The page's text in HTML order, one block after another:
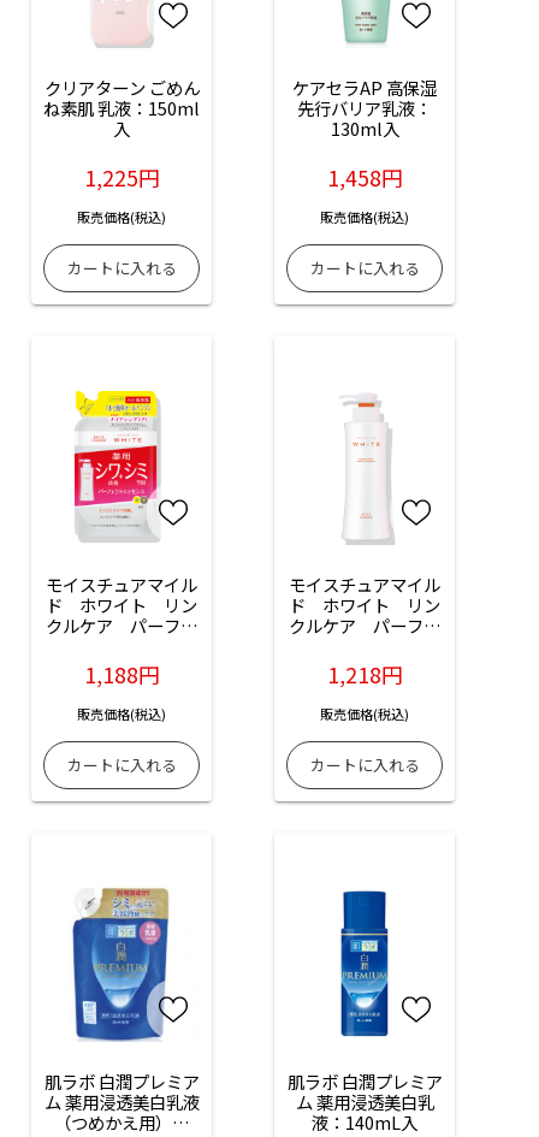
クリアターン ごめん
ね素肌 乳液：150ml
入
1,225円
販売価格(税込)
ケアセラAP 高保湿
先行バリア乳液：
130ml入
1,458円
販売価格(税込)
モイスチュアマイル
ド　ホワイト　リン
クルケア　パーフェ
めかえ）：200ml入
1,188円
販売価格(税込)
モイスチュアマイル
ド　ホワイト　リン
クルケア　パーフェ
230ml入
1,218円
販売価格(税込)
肌ラボ 白潤プレミア
ム 薬用浸透美白乳液
（つめかえ用）：
肌ラボ 白潤プレミア
ム 薬用浸透美白乳
液：140mL入